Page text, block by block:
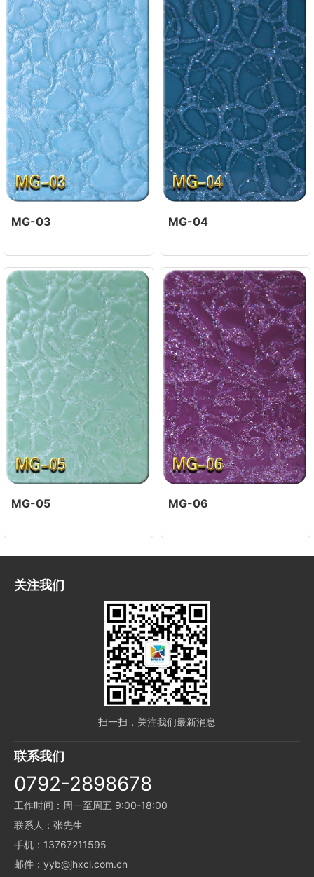
MG-03 MG-04
MG-05 MG-06
关注我们
扫一扫，关注我们最新消息
联系我们
0792-2898678
工作时间：周一至周五 9:00-18:00
联系人：张先生
手机：13767211595
邮件：yyb@jhxcl.com.cn